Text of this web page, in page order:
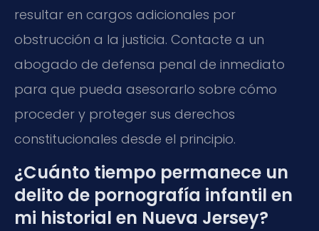
resultar en cargos adicionales por
obstrucción a la justicia. Contacte a un
abogado de defensa penal de inmediato
para que pueda asesorarlo sobre cómo
proceder y proteger sus derechos
constitucionales desde el principio.
¿Cuánto tiempo permanece un
delito de pornografía infantil en
mi historial en Nueva Jersey?